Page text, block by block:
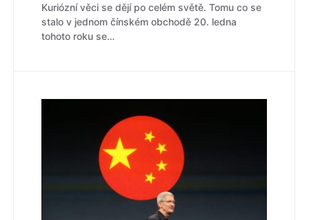
Kuriózní věci se dějí po celém světě. Tomu co se
stalo v jednom čínském obchodě 20. ledna
tohoto roku se…